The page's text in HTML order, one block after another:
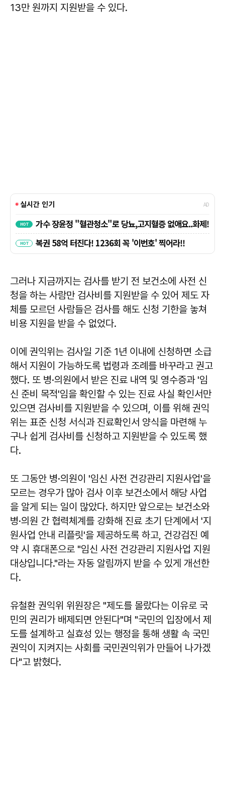
13만 원까지 지원받을 수 있다.
그러나 지금까지는 검사를 받기 전 보건소에 사전 신
청을 하는 사람만 검사비를 지원받을 수 있어 제도 자
체를 모르던 사람들은 검사를 해도 신청 기한을 놓쳐
비용 지원을 받을 수 없었다.
이에 권익위는 검사일 기준 1년 이내에 신청하면 소급
해서 지원이 가능하도록 법령과 조례를 바꾸라고 권고
했다. 또 병·의원에서 받은 진료 내역 및 영수증과 '임
신 준비 목적'임을 확인할 수 있는 진료 사실 확인서만
있으면 검사비를 지원받을 수 있으며, 이를 위해 권익
위는 표준 신청 서식과 진료확인서 양식을 마련해 누
구나 쉽게 검사비를 신청하고 지원받을 수 있도록 했
다.
또 그동안 병·의원이 '임신 사전 건강관리 지원사업'을
모르는 경우가 많아 검사 이후 보건소에서 해당 사업
을 알게 되는 일이 많았다. 하지만 앞으로는 보건소와
병·의원 간 협력체계를 강화해 진료 초기 단계에서 '지
원사업 안내 리플릿'을 제공하도록 하고, 건강검진 예
약 시 휴대폰으로 "임신 사전 건강관리 지원사업 지원
대상입니다."라는 자동 알림까지 받을 수 있게 개선한
다.
유철환 권익위 위원장은 "제도를 몰랐다는 이유로 국
민의 권리가 배제되면 안된다"며 "국민의 입장에서 제
도를 설계하고 실효성 있는 행정을 통해 생활 속 국민
권익이 지켜지는 사회를 국민권익위가 만들어 나가겠
다"고 밝혔다.